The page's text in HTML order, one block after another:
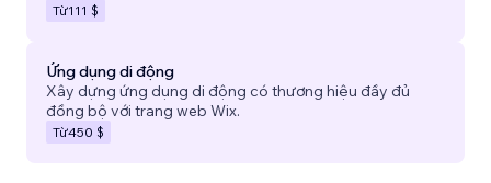
Từ111 $
Ứng dụng di động
Xây dựng ứng dụng di động có thương hiệu đầy đủ
đồng bộ với trang web Wix.
Từ450 $